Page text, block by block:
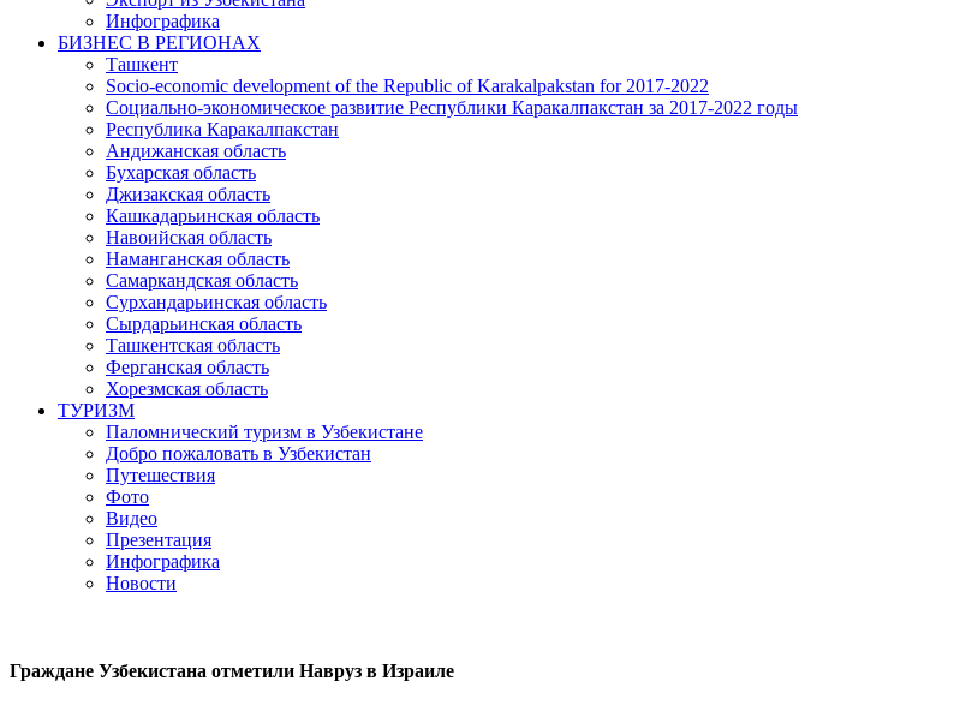
Инфографика
БИЗНЕС В РЕГИОНАХ
Ташкент
Socio-economic development of the Republic of Karakalpakstan for 2017-2022
Социально-экономическое развитие Республики Каракалпакстан за 2017-2022 годы
Республика Каракалпакстан
Андижанская область
Бухарская область
Джизакская область
Кашкадарьинская область
Навоийская область
Наманганская область
Самаркандская область
Сурхандарьинская область
Сырдарьинская область
Ташкентская область
Ферганская область
Хорезмская область
ТУРИЗМ
Паломнический туризм в Узбекистане
Добро пожаловать в Узбекистан
Путешествия
Фото
Видео
Презентация
Инфографика
Новости
Граждане Узбекистана отметили Навруз в Израиле